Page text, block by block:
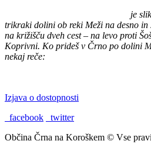
je
trikraki dolini ob reki Meži na desno in
na križišču dveh cest – na levo proti
Koprivni. Ko prideš v Črno po dolini
nekaj reče:
Izjava o dostopnosti
facebook
twitter
Občina Črna na Koroškem © Vse